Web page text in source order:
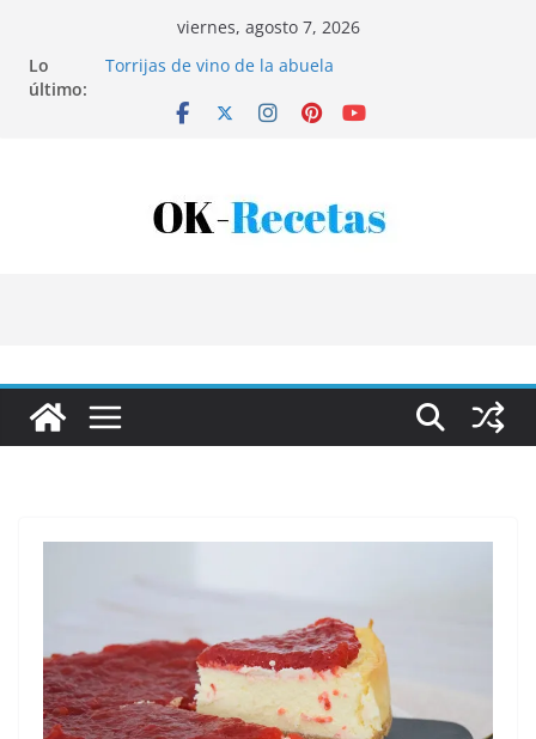
contenido
viernes, agosto 7, 2026
Lo
último:
Torrijas de vino de la abuela
Bandeja de pescaíto frito